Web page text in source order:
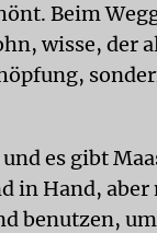
Beim
wisse, der
es gibt
in Hand, aber
benutzen,